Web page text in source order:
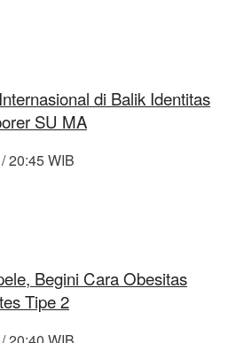
di Balik Identitas
SU MA
20:45 WIB
Begini Cara Obesitas
Tipe 2